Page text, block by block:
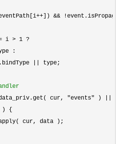
&& !
i > 1 ?
:
type;
cur, "events" ) ||
) {
cur, data );